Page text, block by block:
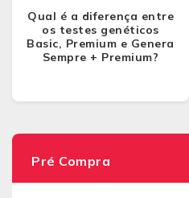
Qual é a diferença entre
os testes genéticos
Basic, Premium e Genera
Sempre + Premium?
Pré Compra